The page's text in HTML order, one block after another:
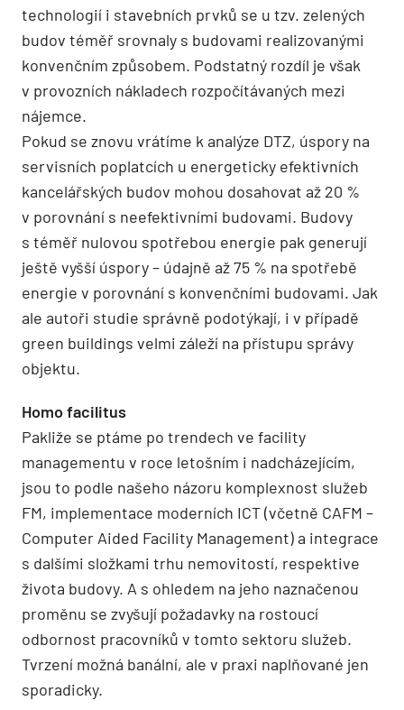
technologií i stavebních prvků se u tzv. zelených
budov téměř srovnaly s budovami realizovanými
konvenčním způsobem. Podstatný rozdíl je však
v provozních nákladech rozpočítávaných mezi
nájemce.
Pokud se znovu vrátíme k analýze DTZ, úspory na
servisních poplatcích u energeticky efektivních
kancelářských budov mohou dosahovat až 20 %
v porovnání s neefektivními budovami. Budovy
s téměř nulovou spotřebou energie pak generují
ještě vyšší úspory – údajně až 75 % na spotřebě
energie v porovnání s konvenčními budovami. Jak
ale autoři studie správně podotýkají, i v případě
green buildings velmi záleží na přístupu správy
objektu.
Homo facilitus
Pakliže se ptáme po trendech ve facility
managementu v roce letošním i nadcházejícím,
jsou to podle našeho názoru komplexnost služeb
FM, implementace moderních ICT (včetně CAFM –
Computer Aided Facility Management) a integrace
s dalšími složkami trhu nemovitostí, respektive
života budovy. A s ohledem na jeho naznačenou
proměnu se zvyšují požadavky na rostoucí
odbornost pracovníků v tomto sektoru služeb.
Tvrzení možná banální, ale v praxi naplňované jen
sporadicky.